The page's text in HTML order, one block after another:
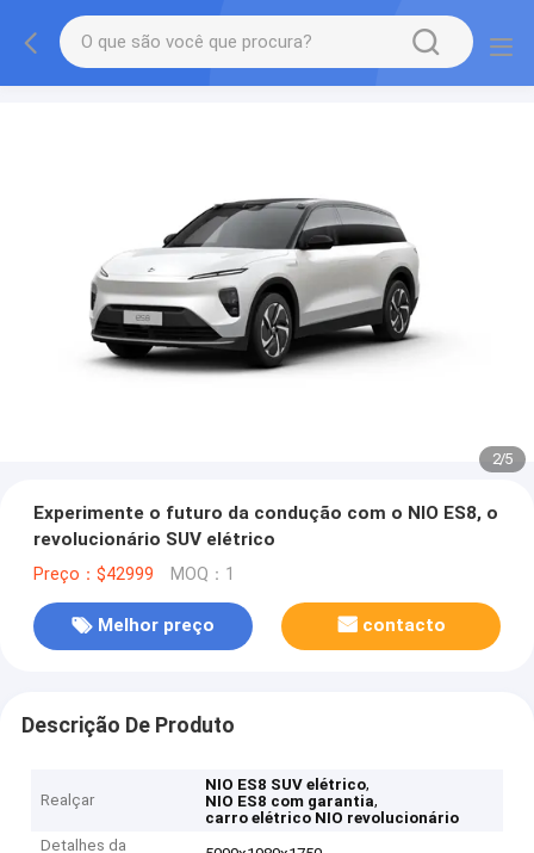
2/5
Experimente o futuro da condução com o NIO ES8, o
revolucionário SUV elétrico
Preço：$42999 MOQ：1
Melhor preço contacto
Descrição De Produto
Realçar
NIO ES8 SUV elétrico,
NIO ES8 com garantia,
carro elétrico NIO revolucionário
Detalhes da